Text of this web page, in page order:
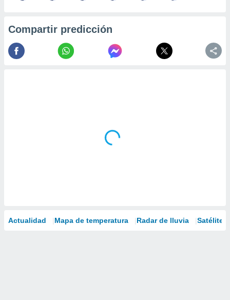
Compartir predicción
Actualidad Mapa de temperatura Radar de lluvia Satélites